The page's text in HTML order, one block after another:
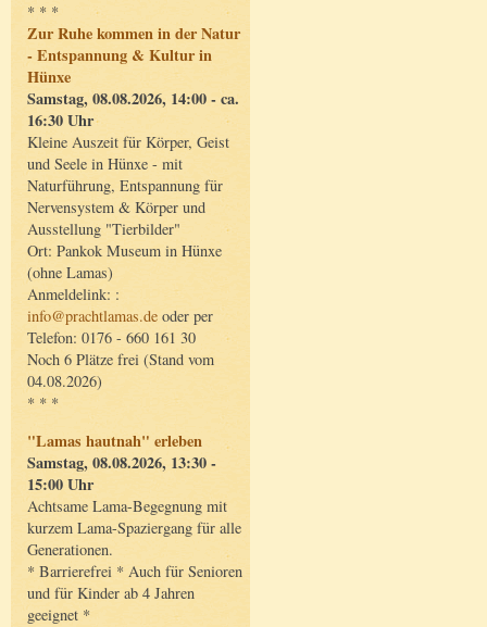
* * *
Zur Ruhe kommen in der Natur
- Entspannung & Kultur in
Hünxe
Samstag, 08.08.2026, 14:00 - ca.
16:30 Uhr
Kleine Auszeit für Körper, Geist
und Seele in Hünxe - mit
Naturführung, Entspannung für
Nervensystem & Körper und
Ausstellung "Tierbilder"
Ort: Pankok Museum in Hünxe
(ohne Lamas)
Anmeldelink: :
info@prachtlamas.de oder per
Telefon: 0176 - 660 161 30
Noch 6 Plätze frei (Stand vom
04.08.2026)
* * *
"Lamas hautnah" erleben
Samstag, 08.08.2026, 13:30 -
15:00 Uhr
Achtsame Lama-Begegnung mit
kurzem Lama-Spaziergang für alle
Generationen.
* Barrierefrei * Auch für Senioren
und für Kinder ab 4 Jahren
geeignet *